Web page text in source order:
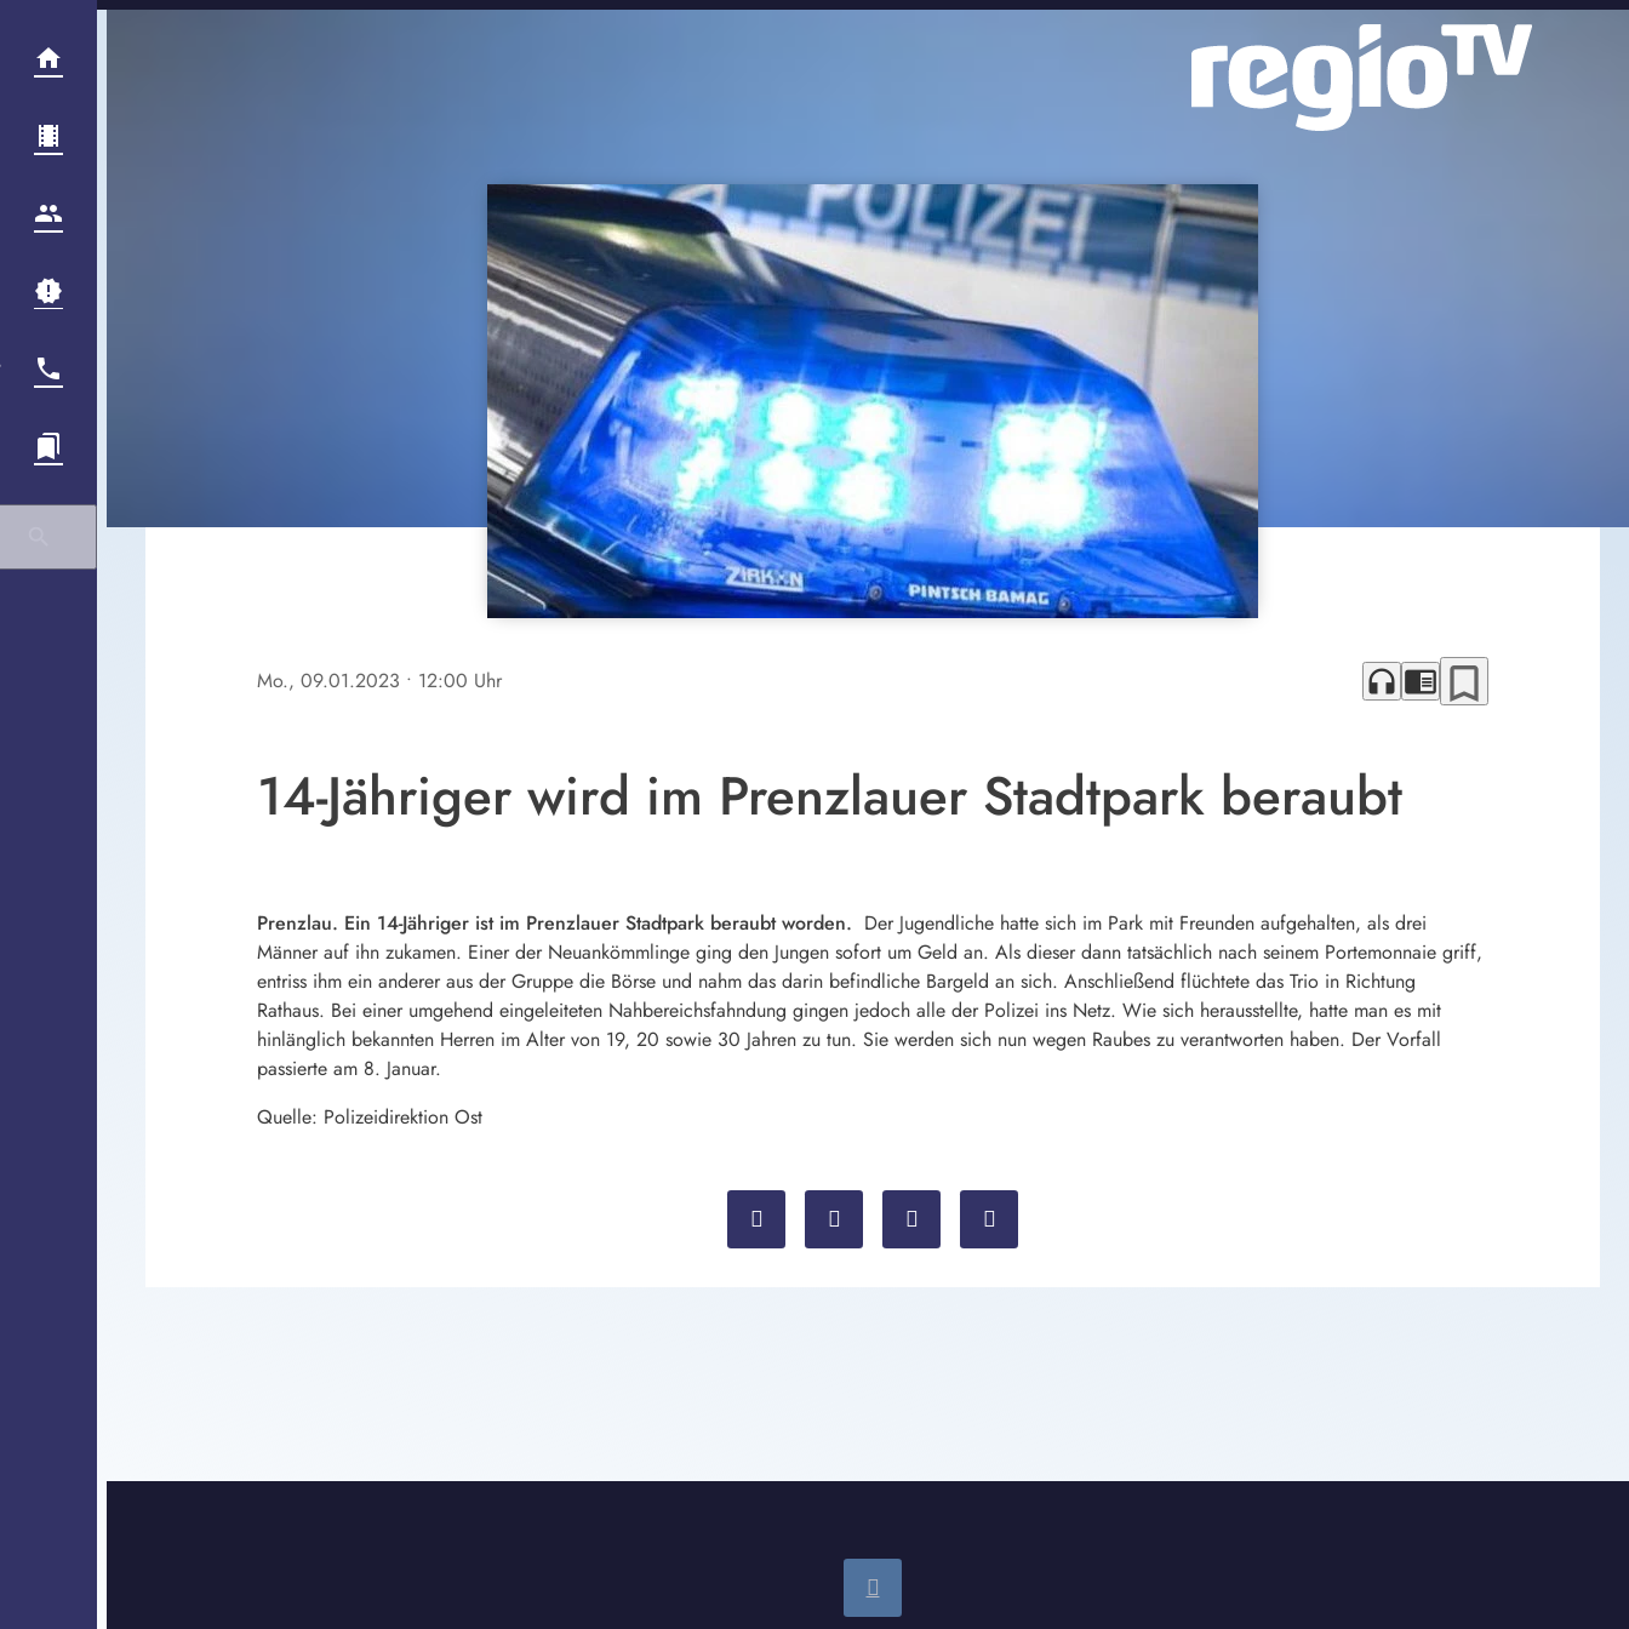
Mo., 09.01.2023 • 12:00 Uhr headphones chrome_reader_mode bookmark_border
14-Jähriger wird im Prenzlauer Stadtpark beraubt
Prenzlau. Ein 14-Jähriger ist im Prenzlauer Stadtpark beraubt worden. Der Jugendliche hatte sich im Park mit Freunden aufgehalten, als drei
Männer auf ihn zukamen. Einer der Neuankömmlinge ging den Jungen sofort um Geld an. Als dieser dann tatsächlich nach seinem Portemonnaie griff,
entriss ihm ein anderer aus der Gruppe die Börse und nahm das darin befindliche Bargeld an sich. Anschließend flüchtete das Trio in Richtung
Rathaus. Bei einer umgehend eingeleiteten Nahbereichsfahndung gingen jedoch alle der Polizei ins Netz. Wie sich herausstellte, hatte man es mit
hinlänglich bekannten Herren im Alter von 19, 20 sowie 30 Jahren zu tun. Sie werden sich nun wegen Raubes zu verantworten haben. Der Vorfall
passierte am 8. Januar.
Quelle: Polizeidirektion Ost